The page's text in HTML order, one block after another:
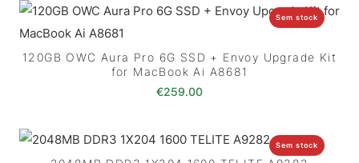
Sem stock
120GB OWC Aura Pro 6G SSD + Envoy Upgrade Kit
for MacBook Ai A8681
€259.00
Sem stock